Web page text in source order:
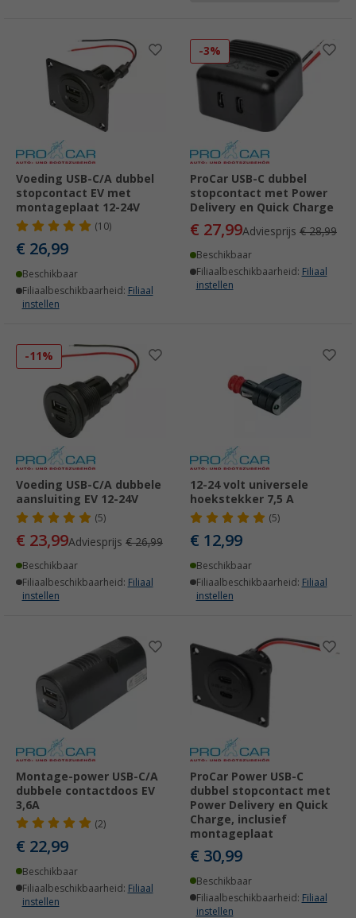
Voeding USB-C/A dubbel
stopcontact EV met
montageplaat 12-24V
(10)
€ 26,99
Beschikbaar
Filiaalbeschikbaarheid: Filiaal
instellen
-3%
ProCar USB-C dubbel
stopcontact met Power
Delivery en Quick Charge
€ 27,99Adviesprijs € 28,99
Beschikbaar
Filiaalbeschikbaarheid: Filiaal
instellen
-11%
Voeding USB-C/A dubbele
aansluiting EV 12-24V
(5)
€ 23,99Adviesprijs € 26,99
Beschikbaar
Filiaalbeschikbaarheid: Filiaal
instellen
12-24 volt universele
hoekstekker 7,5 A
(5)
€ 12,99
Beschikbaar
Filiaalbeschikbaarheid: Filiaal
instellen
Montage-power USB-C/A
dubbele contactdoos EV
3,6A
(2)
€ 22,99
Beschikbaar
Filiaalbeschikbaarheid: Filiaal
instellen
ProCar Power USB-C
dubbel stopcontact met
Power Delivery en Quick
Charge, inclusief
montageplaat
€ 30,99
Beschikbaar
Filiaalbeschikbaarheid: Filiaal
instellen